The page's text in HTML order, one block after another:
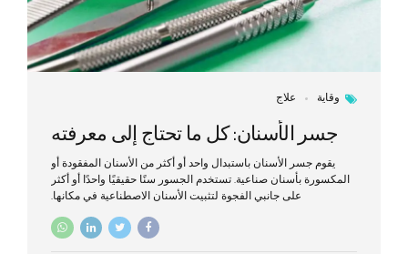
وقاية علاج
جسر الأسنان: كل ما تحتاج إلى معرفته
يقوم جسر الأسنان باستبدال واحد أو أكثر من الأسنان المفقودة أو
المكسورة بأسنان صناعية. تستخدم الجسور سنًا حقيقيًا واحدًا أو أكثر
على جانبي الفجوة لتثبيت الأسنان الاصطناعية في مكانها.